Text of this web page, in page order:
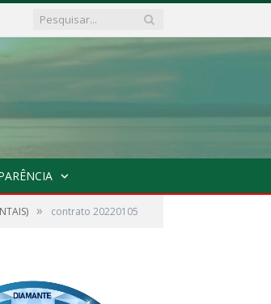
» contrato 20220105